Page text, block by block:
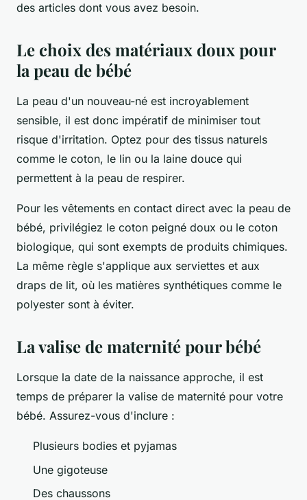
des articles dont vous avez besoin.
Le choix des matériaux doux pour
la peau de bébé
La peau d'un nouveau-né est incroyablement
sensible, il est donc impératif de minimiser tout
risque d'irritation. Optez pour des tissus naturels
comme le coton, le lin ou la laine douce qui
permettent à la peau de respirer.
Pour les vêtements en contact direct avec la peau de
bébé, privilégiez le coton peigné doux ou le coton
biologique, qui sont exempts de produits chimiques.
La même règle s'applique aux serviettes et aux
draps de lit, où les matières synthétiques comme le
polyester sont à éviter.
La valise de maternité pour bébé
Lorsque la date de la naissance approche, il est
temps de préparer la valise de maternité pour votre
bébé. Assurez-vous d'inclure :
Plusieurs bodies et pyjamas
Une gigoteuse
Des chaussons